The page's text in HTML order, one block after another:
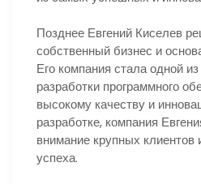
Позднее Евгений Киселев
собственный бизнес и
Его компания стала одной
разработки программного
высокому качеству и
разработке, компания
внимание крупных клиентов
успеха.